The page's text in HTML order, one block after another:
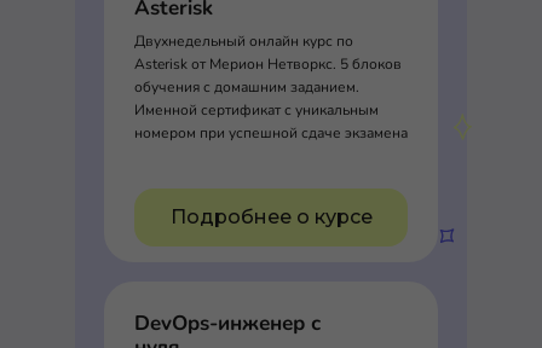
Asterisk
Двухнедельный онлайн курс по
Asterisk от Мерион Нетворкс. 5 блоков
обучения с домашним заданием.
Именной сертификат с уникальным
номером при успешной сдаче экзамена
Подробнее о курсе
DevOps-инженер с